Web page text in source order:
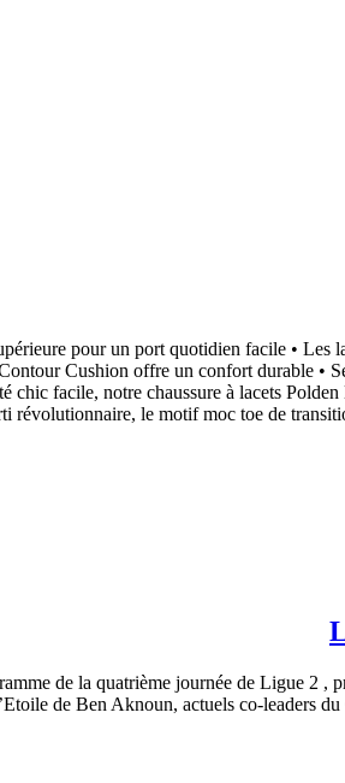
pour un port quotidien facile •
Cushion offre un confort durable •
chic facile, notre chaussure à lacets
révolutionnaire, le motif moc toe de
de la quatrième journée de Ligue 2 ,
de Ben Aknoun, actuels co-